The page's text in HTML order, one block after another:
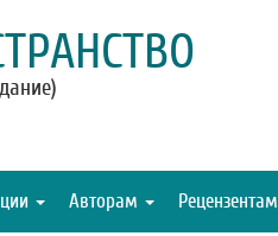
Авторам Рецензентам